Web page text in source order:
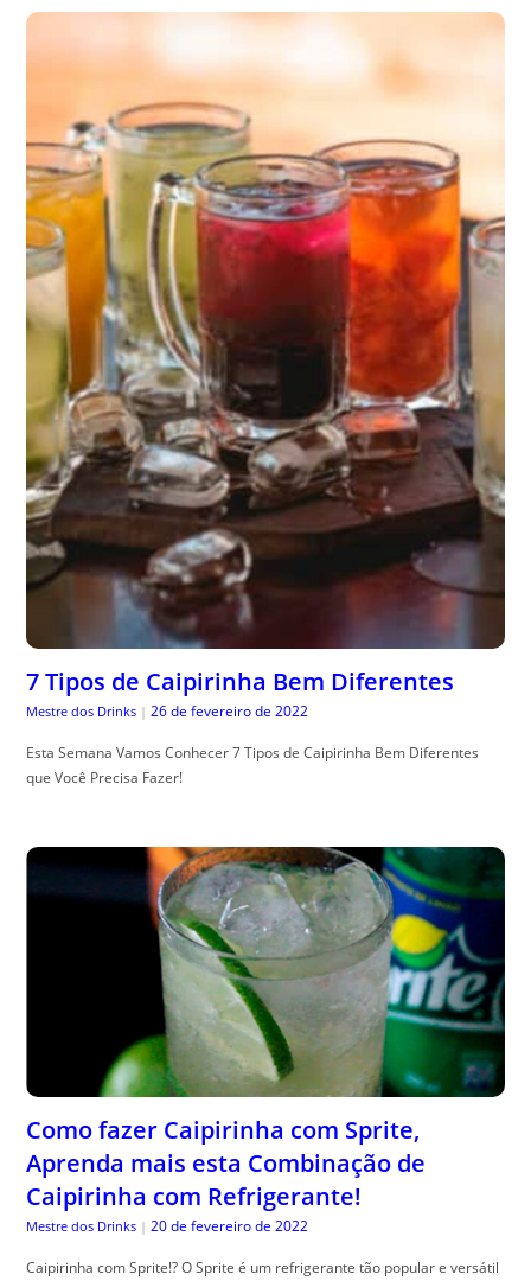
7 Tipos de Caipirinha Bem Diferentes
Mestre dos Drinks | 26 de fevereiro de 2022
Esta Semana Vamos Conhecer 7 Tipos de Caipirinha Bem Diferentes
que Você Precisa Fazer!
Como fazer Caipirinha com Sprite,
Aprenda mais esta Combinação de
Caipirinha com Refrigerante!
Mestre dos Drinks | 20 de fevereiro de 2022
Caipirinha com Sprite!? O Sprite é um refrigerante tão popular e versátil